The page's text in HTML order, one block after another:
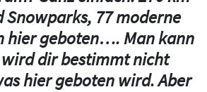
77 moderne
hier geboten…. Man kann
wird dir bestimmt nicht
hier geboten wird. Aber